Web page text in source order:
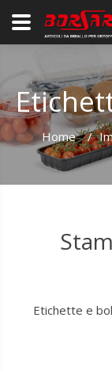
Home /
Etichette e